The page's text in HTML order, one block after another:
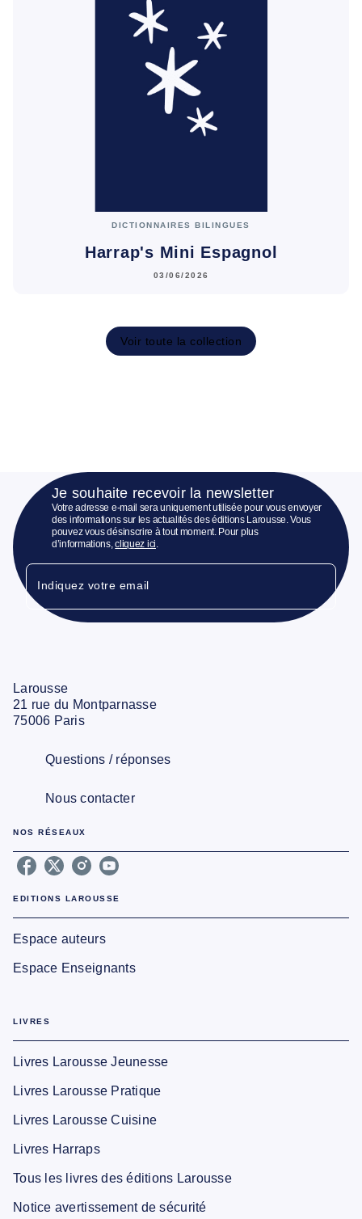
DICTIONNAIRES BILINGUES
Harrap's Mini Espagnol
03/06/2026
Voir toute la collection
Je souhaite recevoir la newsletter
Votre adresse e-mail sera uniquement utilisée pour vous envoyer
des informations sur les actualités des éditions Larousse. Vous
pouvez vous désinscrire à tout moment. Pour plus
d’informations,cliquez ici.
Indiquez votre email
Larousse
21 rue du Montparnasse
75006 Paris
Questions / réponses
Nous contacter
NOS RÉSEAUX
EDITIONS LAROUSSE
Espace auteurs
Espace Enseignants
LIVRES
Livres Larousse Jeunesse
Livres Larousse Pratique
Livres Larousse Cuisine
Livres Harraps
Tous les livres des éditions Larousse
Notice avertissement de sécurité